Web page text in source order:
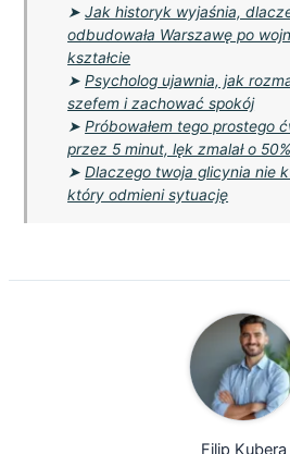
➤Jak historyk wyjaśnia,
odbudowała Warszawę po
kształcie
➤Psycholog ujawnia, jak
szefem i zachować spokój
➤Próbowałem tego prostego
przez 5 minut, lęk zmalał o 50%
➤Dlaczego twoja glicynia nie
który odmieni sytuację
Filip Kubera